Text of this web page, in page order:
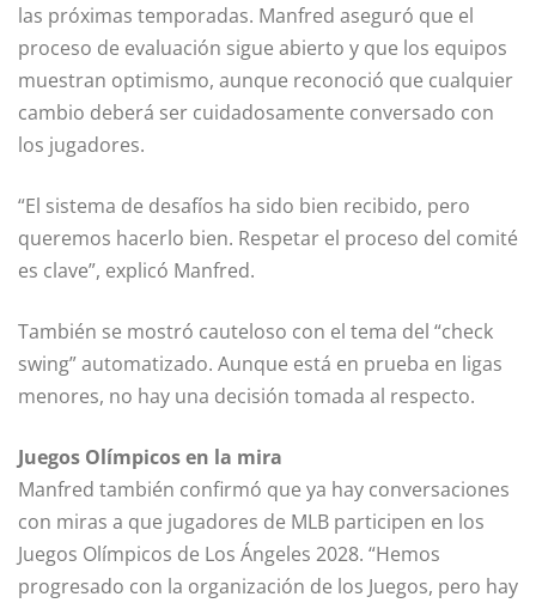
las próximas temporadas. Manfred aseguró que el
proceso de evaluación sigue abierto y que los equipos
muestran optimismo, aunque reconoció que cualquier
cambio deberá ser cuidadosamente conversado con
los jugadores.
“El sistema de desafíos ha sido bien recibido, pero
queremos hacerlo bien. Respetar el proceso del comité
es clave”, explicó Manfred.
También se mostró cauteloso con el tema del “check
swing” automatizado. Aunque está en prueba en ligas
menores, no hay una decisión tomada al respecto.
Juegos Olímpicos en la mira
Manfred también confirmó que ya hay conversaciones
con miras a que jugadores de MLB participen en los
Juegos Olímpicos de Los Ángeles 2028. “Hemos
progresado con la organización de los Juegos, pero hay